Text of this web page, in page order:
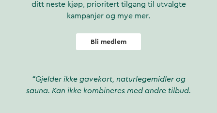
ditt neste kjøp, prioritert tilgang til utvalgte
kampanjer og mye mer.
Bli medlem
*Gjelder ikke gavekort, naturlegemidler og
sauna. Kan ikke kombineres med andre tilbud.